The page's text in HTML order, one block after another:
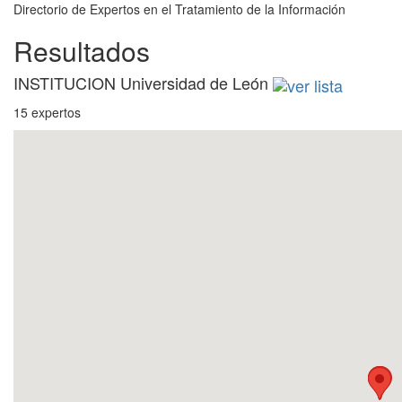
Directorio de Expertos en el Tratamiento de la Información
Resultados
INSTITUCION Universidad de León
15 expertos